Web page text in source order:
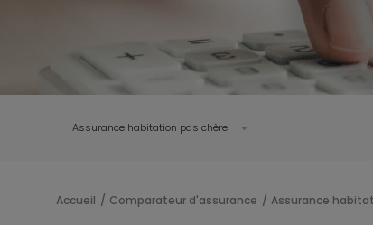
Assurance habitation pas chère
Accueil Comparateur d'assurance Assurance